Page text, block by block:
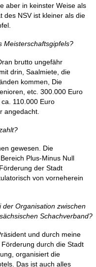
aber in keinster Weise als
des NSV ist kleiner als die
Meisterschaftsgipfels?
brutto ungefähr
drin, Saalmiete, die
kommen, Die
etc. 300.000 Euro
110.000 Euro
angedacht.
gewesen. Die
Plus-Minus Null
der Stadt
von vorneherein
der Organisation zwischen
Schachverband?
und durch meine
durch die Stadt
organisiert die
Das ist auch alles